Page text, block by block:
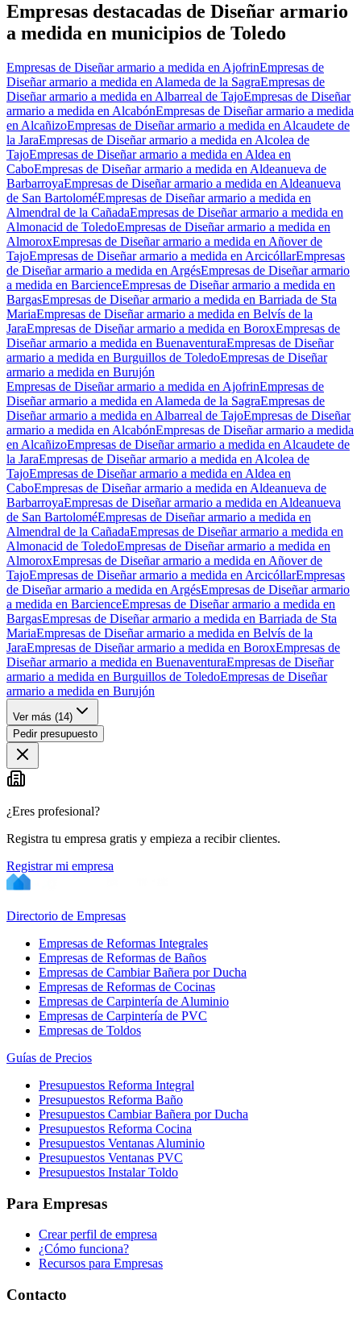
Empresas destacadas de Diseñar armario
a medida en municipios de Toledo
Empresas de Diseñar armario a medida en AjofrinEmpresas de
Diseñar armario a medida en Alameda de la SagraEmpresas de
Diseñar armario a medida en Albarreal de TajoEmpresas de Diseñar
armario a medida en AlcabónEmpresas de Diseñar armario a medida
en AlcañizoEmpresas de Diseñar armario a medida en Alcaudete de
la JaraEmpresas de Diseñar armario a medida en Alcolea de
TajoEmpresas de Diseñar armario a medida en Aldea en
CaboEmpresas de Diseñar armario a medida en Aldeanueva de
BarbarroyaEmpresas de Diseñar armario a medida en Aldeanueva
de San BartoloméEmpresas de Diseñar armario a medida en
Almendral de la CañadaEmpresas de Diseñar armario a medida en
Almonacid de ToledoEmpresas de Diseñar armario a medida en
AlmoroxEmpresas de Diseñar armario a medida en Añover de
TajoEmpresas de Diseñar armario a medida en ArcicóllarEmpresas
de Diseñar armario a medida en ArgésEmpresas de Diseñar armario
a medida en BarcienceEmpresas de Diseñar armario a medida en
BargasEmpresas de Diseñar armario a medida en Barriada de Sta
MariaEmpresas de Diseñar armario a medida en Belvís de la
JaraEmpresas de Diseñar armario a medida en BoroxEmpresas de
Diseñar armario a medida en BuenaventuraEmpresas de Diseñar
armario a medida en Burguillos de ToledoEmpresas de Diseñar
armario a medida en Burujón
Empresas de Diseñar armario a medida en AjofrinEmpresas de
Diseñar armario a medida en Alameda de la SagraEmpresas de
Diseñar armario a medida en Albarreal de TajoEmpresas de Diseñar
armario a medida en AlcabónEmpresas de Diseñar armario a medida
en AlcañizoEmpresas de Diseñar armario a medida en Alcaudete de
la JaraEmpresas de Diseñar armario a medida en Alcolea de
TajoEmpresas de Diseñar armario a medida en Aldea en
CaboEmpresas de Diseñar armario a medida en Aldeanueva de
BarbarroyaEmpresas de Diseñar armario a medida en Aldeanueva
de San BartoloméEmpresas de Diseñar armario a medida en
Almendral de la CañadaEmpresas de Diseñar armario a medida en
Almonacid de ToledoEmpresas de Diseñar armario a medida en
AlmoroxEmpresas de Diseñar armario a medida en Añover de
TajoEmpresas de Diseñar armario a medida en ArcicóllarEmpresas
de Diseñar armario a medida en ArgésEmpresas de Diseñar armario
a medida en BarcienceEmpresas de Diseñar armario a medida en
BargasEmpresas de Diseñar armario a medida en Barriada de Sta
MariaEmpresas de Diseñar armario a medida en Belvís de la
JaraEmpresas de Diseñar armario a medida en BoroxEmpresas de
Diseñar armario a medida en BuenaventuraEmpresas de Diseñar
armario a medida en Burguillos de ToledoEmpresas de Diseñar
armario a medida en Burujón
Ver más (14)
Pedir presupuesto
¿Eres profesional?
Registra tu empresa gratis y empieza a recibir clientes.
Registrar mi empresa
Directorio de Empresas
Empresas de Reformas Integrales
Empresas de Reformas de Baños
Empresas de Cambiar Bañera por Ducha
Empresas de Reformas de Cocinas
Empresas de Carpintería de Aluminio
Empresas de Carpintería de PVC
Empresas de Toldos
Guías de Precios
Presupuestos Reforma Integral
Presupuestos Reforma Baño
Presupuestos Cambiar Bañera por Ducha
Presupuestos Reforma Cocina
Presupuestos Ventanas Aluminio
Presupuestos Ventanas PVC
Presupuestos Instalar Toldo
Para Empresas
Crear perfil de empresa
¿Cómo funciona?
Recursos para Empresas
Contacto